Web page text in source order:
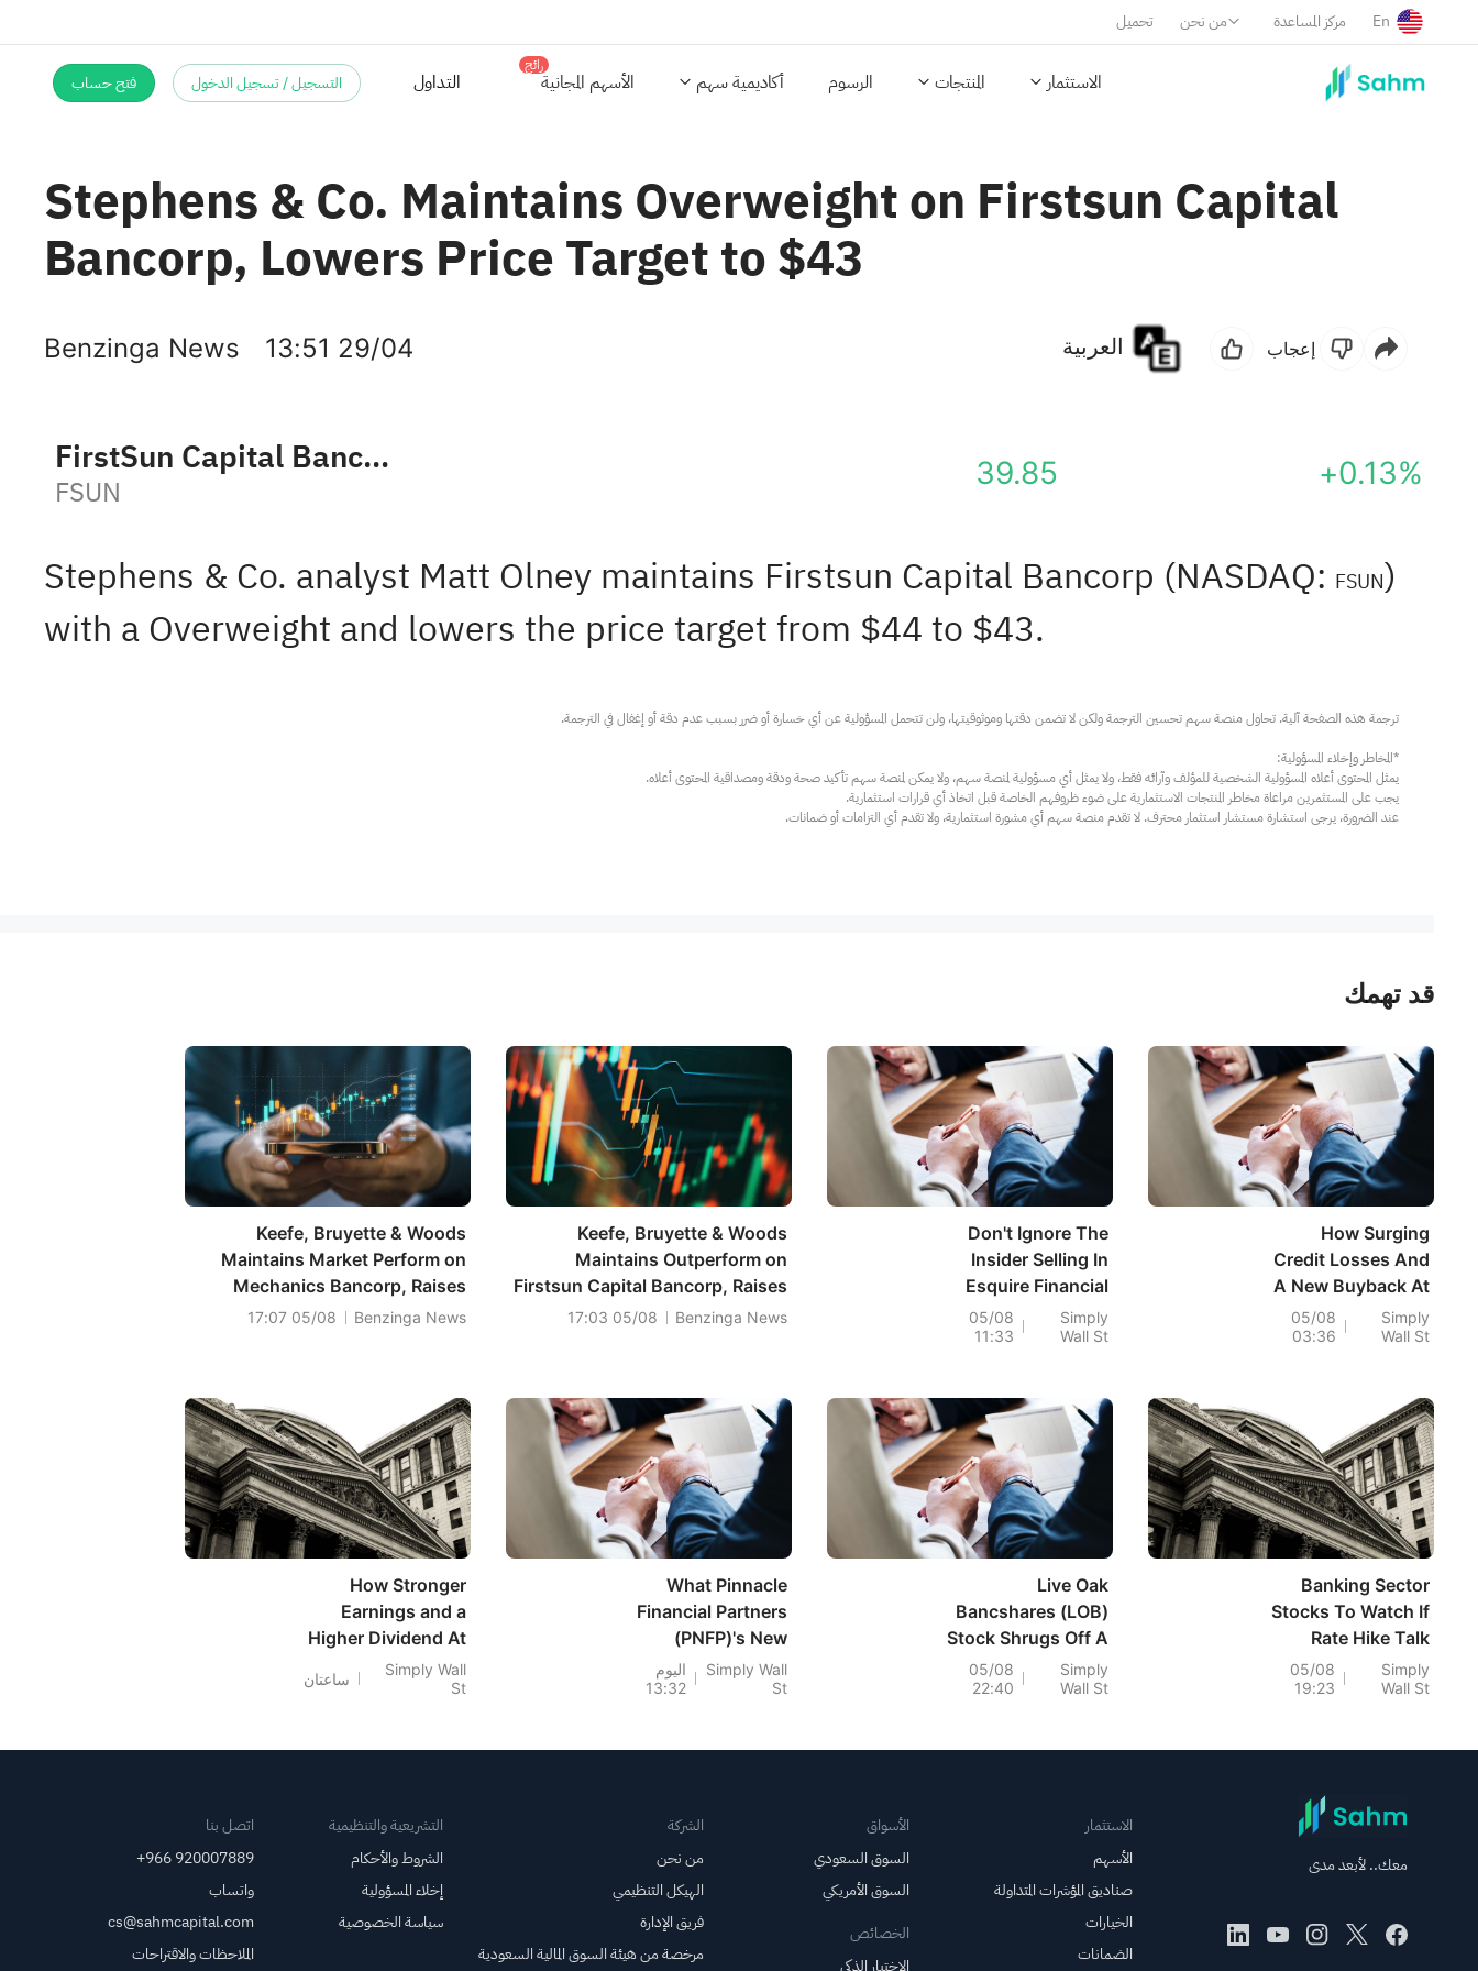
تحميل من نحن مركز المساعدة En
الاستثمار المنتجات الرسوم أكاديمية سهم الأسهم المجانية
رائج
التداول التسجيل / تسجيل الدخول فتح حساب
Stephens & Co. Maintains Overweight on Firstsun Capital
Bancorp, Lowers Price Target to $43
Benzinga News 13:51 29/04 إعجاب
FirstSun Capital Bancorp
FSUN 39.85 +0.13%
Stephens & Co. analyst Matt Olney maintains Firstsun Capital Bancorp (NASDAQ: FSUN)
with a Overweight and lowers the price target from $44 to $43.
عند الضرورة، يرجى استشارة مستشار استثمار محترف. لا تقدم منصة سهم أي مشورة استثمارية، ولا تقدم أي التزامات أو ضمانات.
قد تهمك
How Surging
Credit Losses And
A New Buyback At
FirstSun Capital
Bancorp (FSUN)
Simply
Wall St
05/08
03:36
Don't Ignore The
Insider Selling In
Esquire Financial
Holdings
Simply
Wall St
05/08
11:33
Keefe, Bruyette & Woods
Maintains Outperform on
Firstsun Capital Bancorp, Raises
Price Target to $45
Benzinga News
05/08 17:03
Keefe, Bruyette & Woods
Maintains Market Perform on
Mechanics Bancorp, Raises
Price Target to $17.5
Benzinga News
05/08 17:07
Banking Sector
Stocks To Watch If
Rate Hike Talk
Gains Ground
Simply
Wall St
05/08
19:23
Live Oak
Bancshares (LOB)
Stock Shrugs Off A
Standout
Profitability
Simply
Wall St
05/08
22:40
What Pinnacle
Financial Partners
(PNFP)'s New
Dividends and
Bylaw Amendment
Simply Wall
St
اليوم
13:32
How Stronger
Earnings and a
Higher Dividend At
1st Source (SRCE)
Has Changed Its
Simply Wall
St
ساعتان
معك.. لأبعد مدى
الاستثمار
الأسهم
صناديق المؤشرات المتداولة
الخيارات
الضمانات
الأسواق
السوق السعودي
السوق الأمريكي
الخصائص
الاختيار الذكي
الشركة
من نحن
الهيكل التنظيمي
فريق الإدارة
مرخصة من هيئة السوق المالية السعودية
التشريعية والتنظيمية
الشروط والأحكام
إخلاء المسؤولية
سياسة الخصوصية
اتصل بنا
+966 920007889
واتساب
cs@sahmcapital.com
الملاحظات والاقتراحات